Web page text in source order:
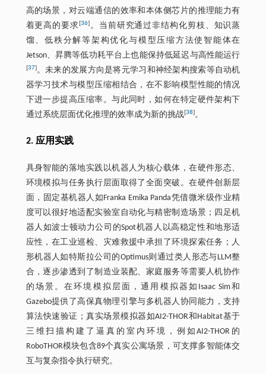
高的场景，对云端通信的效率和本体侧芯片的推理能力有
着更高的要求[36] 。当前研究通过非结构化剪枝、知识蒸
馏、低秩分解等架构优化与模型压缩方法使智能体在
Jetson、昇腾等低功耗平台上也能保持低延迟与高性能运行
[37]。未来的发展方向是将元学习和神经架构搜索等自动机
器学习技术与模型压缩相结合，在不影响模型性能的情况
下进一步提高压缩率。与此同时，如何在特定硬件架构下
通过系统层面优化推理的效率成为新的挑战[38]。
2. 应用实践
具身智能的落地实践以机器人为核心载体，在硬件形态、
环境模拟与任务执行层面取得了全面突破。在硬件创新层
面，固定基机器人如Franka Emika Panda凭借微米级作业精
度可以很好地适配实验室自动化与精密制造场景；四足机
器人如波士顿动力公司的Spot机器人以高稳定性和地形适
应性，在工业巡检、灾难救援中承担了环境探索任务；人
形机器人如特斯拉公司的Optimus则通过类人形态与LLM整
合，逐步渗透到了制造业装配、家庭服务等需要人机协作
的场景。在环境模拟层面，通用模拟器如Isaac Sim和
Gazebo提供了高保真物理引擎与多机器人协同能力，支持
算法快速验证；真实场景模拟器如AI2-THOR和Habitat基于
三维扫描构建了逼真的室内环境，例如AI2-THOR的
RoboTHOR模块包含89个真实公寓场景，可支撑多智能体交
互与复杂指令执行研究。